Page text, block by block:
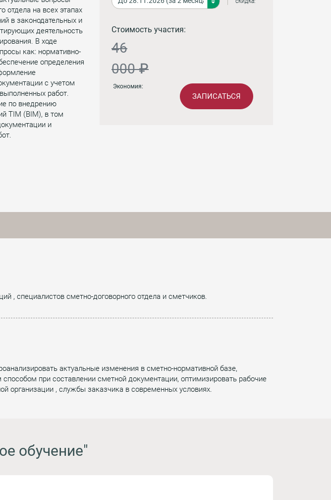
отдела на всех этапах
в законодательных и
деятельность
В ходе
как: нормативно-
определения
с учетом
работ.
по внедрению
ТIM (BIM), в том
и
Стоимость участия:
46
000 ₽
Экономия:
ЗАПИСАТЬСЯ
, специалистов сметно-договорного отдела и сметчиков.
актуальные изменения в сметно-нормативной базе,
при составлении сметной документации, оптимизировать рабочие
организации , службы заказчика в современных условиях.
обучение"